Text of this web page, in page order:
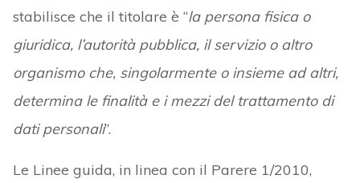
stabilisce che il titolare è “la persona fisica o
giuridica, l’autorità pubblica, il servizio o altro
organismo che, singolarmente o insieme ad altri,
determina le finalità e i mezzi del trattamento di
dati personali”.
Le Linee guida, in linea con il Parere 1/2010,